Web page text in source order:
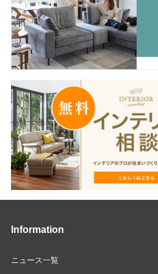
Information
ニュース一覧